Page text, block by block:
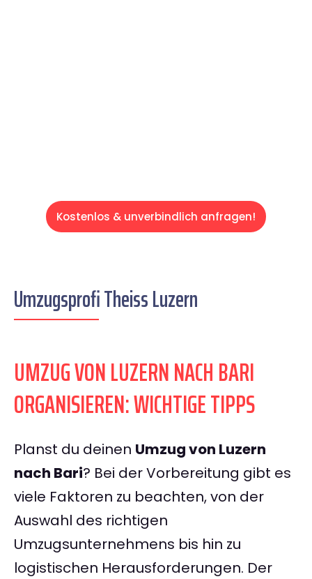
Kostenlos & unverbindlich anfragen!
Umzugsprofi Theiss Luzern
UMZUG VON LUZERN NACH BARI
ORGANISIEREN: WICHTIGE TIPPS
Planst du deinen Umzug von Luzern
nach Bari? Bei der Vorbereitung gibt es
viele Faktoren zu beachten, von der
Auswahl des richtigen
Umzugsunternehmens bis hin zu
logistischen Herausforderungen. Der